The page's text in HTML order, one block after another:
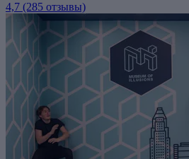
4,7 (285 отзывы)